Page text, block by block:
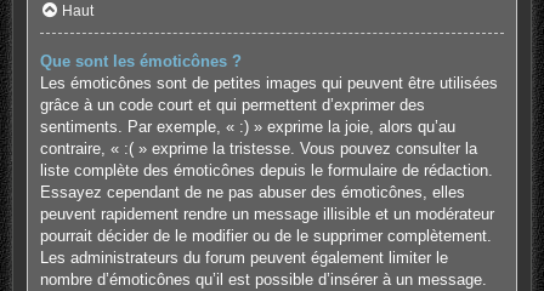
Haut
Que sont les émoticônes ?
Les émoticônes sont de petites images qui peuvent être utilisées
grâce à un code court et qui permettent d’exprimer des
sentiments. Par exemple, « :) » exprime la joie, alors qu’au
contraire, « :( » exprime la tristesse. Vous pouvez consulter la
liste complète des émoticônes depuis le formulaire de rédaction.
Essayez cependant de ne pas abuser des émoticônes, elles
peuvent rapidement rendre un message illisible et un modérateur
pourrait décider de le modifier ou de le supprimer complètement.
Les administrateurs du forum peuvent également limiter le
nombre d’émoticônes qu’il est possible d’insérer à un message.